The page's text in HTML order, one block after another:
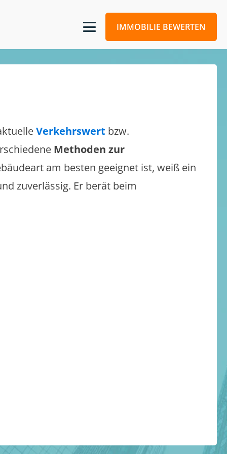
IMMOBILIE BEWERTEN
Verkehrswert bzw.
Methoden zur
am besten geeignet ist, weiß ein
zuverlässig. Er berät beim